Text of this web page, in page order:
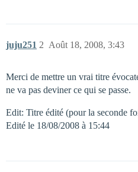
juju251 Août 18, 2008, 3:43
2
Merci de mettre un vrai titre
ne va pas deviner ce qui se passe.
Edit: Titre édité (pour la seconde
Edité le 18/08/2008 à 15:44